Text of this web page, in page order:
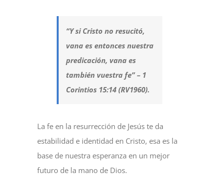
“Y si Cristo no resucitó,
vana es entonces nuestra
predicación, vana es
también vuestra fe” – 1
Corintios 15:14 (RV1960).
La fe en la resurrección de Jesús te da
estabilidad e identidad en Cristo, esa es la
base de nuestra esperanza en un mejor
futuro de la mano de Dios.